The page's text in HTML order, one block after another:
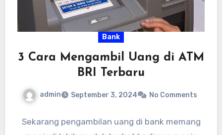
Bank
3 Cara Mengambil Uang di ATM
BRI Terbaru
admin September 3, 2024 No Comments
Sekarang pengambilan uang di bank memang